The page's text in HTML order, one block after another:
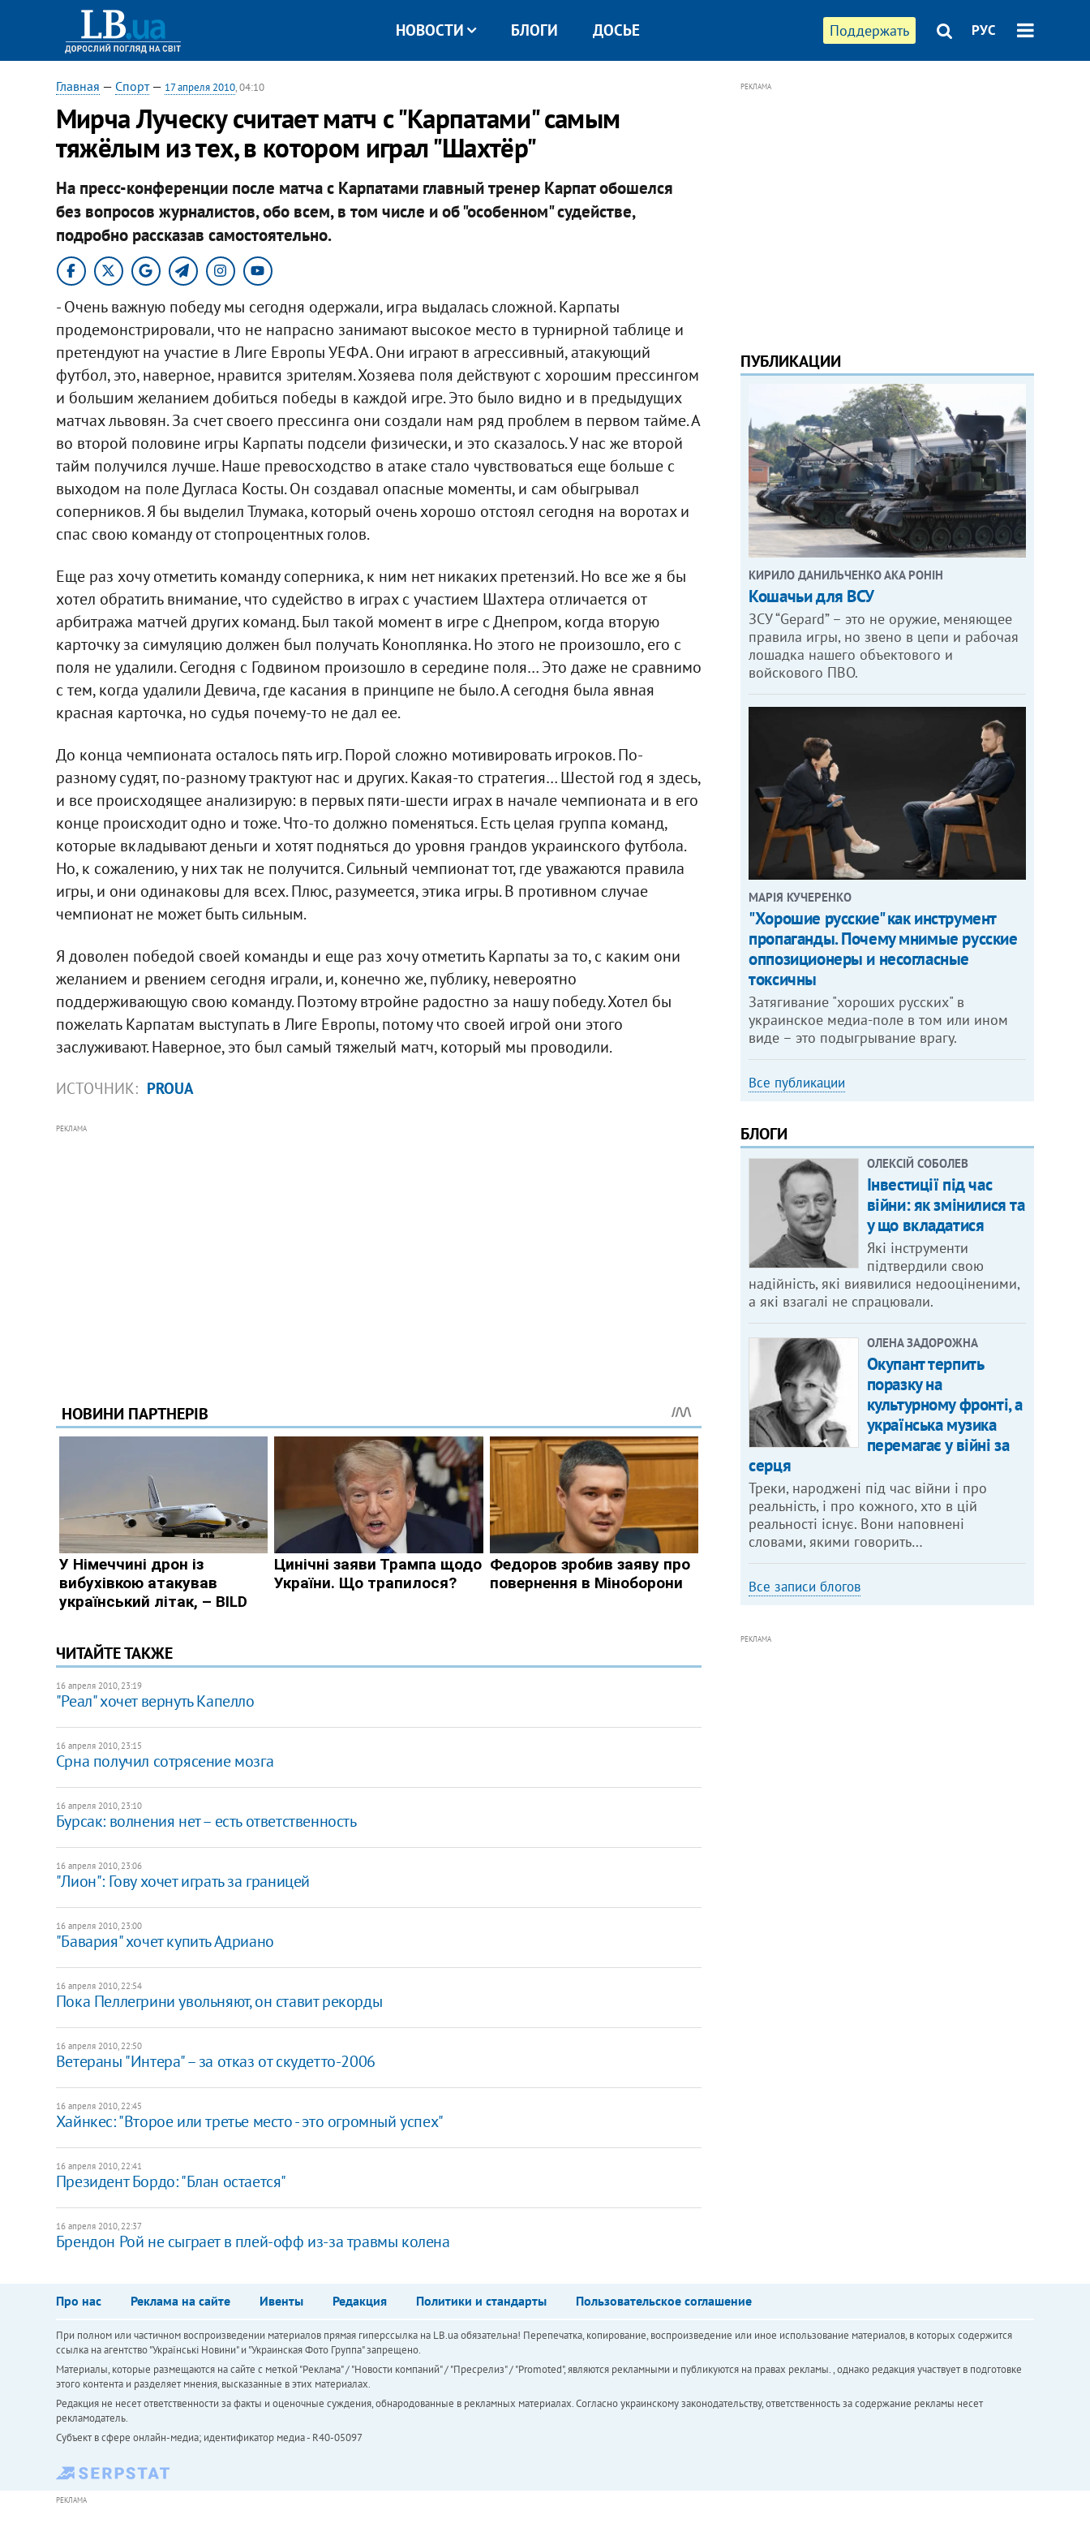
Поддержать РУС
НОВОСТИ БЛОГИ ДОСЬЕ
Главная — Спорт— 17 апреля 2010, 04:10
Мирча Луческу считает матч с "Карпатами" самым
тяжёлым из тех, в котором играл "Шахтёр"
На пресс-конференции после матча с Карпатами главный тренер Карпат обошелся
без вопросов журналистов, обо всем, в том числе и об "особенном" судействе,
подробно рассказав самостоятельно.
- Очень важную победу мы сегодня одержали, игра выдалась сложной. Карпаты
продемонстрировали, что не напрасно занимают высокое место в турнирной таблице и
претендуют на участие в Лиге Европы УЕФА. Они играют в агрессивный, атакующий
футбол, это, наверное, нравится зрителям. Хозяева поля действуют с хорошим прессингом
и большим желанием добиться победы в каждой игре. Это было видно и в предыдущих
матчах львовян. За счет своего прессинга они создали нам ряд проблем в первом тайме. А
во второй половине игры Карпаты подсели физически, и это сказалось. У нас же второй
тайм получился лучше. Наше превосходство в атаке стало чувствоваться еще больше с
выходом на поле Дугласа Косты. Он создавал опасные моменты, и сам обыгрывал
соперников. Я бы выделил Тлумака, который очень хорошо отстоял сегодня на воротах и
спас свою команду от стопроцентных голов.
Еще раз хочу отметить команду соперника, к ним нет никаких претензий. Но все же я бы
хотел обратить внимание, что судейство в играх с участием Шахтера отличается от
арбитража матчей других команд. Был такой момент в игре с Днепром, когда вторую
карточку за симуляцию должен был получать Коноплянка. Но этого не произошло, его с
поля не удалили. Сегодня с Годвином произошло в середине поля… Это даже не сравнимо
с тем, когда удалили Девича, где касания в принципе не было. А сегодня была явная
красная карточка, но судья почему-то не дал ее.
До конца чемпионата осталось пять игр. Порой сложно мотивировать игроков. По-
разному судят, по-разному трактуют нас и других. Какая-то стратегия… Шестой год я здесь,
и все происходящее анализирую: в первых пяти-шести играх в начале чемпионата и в его
конце происходит одно и тоже. Что-то должно поменяться. Есть целая группа команд,
которые вкладывают деньги и хотят подняться до уровня грандов украинского футбола.
Но, к сожалению, у них так не получится. Сильный чемпионат тот, где уважаются правила
игры, и они одинаковы для всех. Плюс, разумеется, этика игры. В противном случае
чемпионат не может быть сильным.
Я доволен победой своей команды и еще раз хочу отметить Карпаты за то, с каким они
желанием и рвением сегодня играли, и, конечно же, публику, невероятно
поддерживающую свою команду. Поэтому втройне радостно за нашу победу. Хотел бы
пожелать Карпатам выступать в Лиге Европы, потому что своей игрой они этого
заслуживают. Наверное, это был самый тяжелый матч, который мы проводили.
ИСТОЧНИК: PROUA
РЕКЛАМА
ЧИТАЙТЕ ТАКЖЕ
16 апреля 2010, 23:19
"Реал" хочет вернуть Капелло
16 апреля 2010, 23:15
Срна получил сотрясение мозга
16 апреля 2010, 23:10
Бурсак: волнения нет – есть ответственность
16 апреля 2010, 23:06
"Лион": Гову хочет играть за границей
16 апреля 2010, 23:00
"Бавария" хочет купить Адриано
16 апреля 2010, 22:54
Пока Пеллегрини увольняют, он ставит рекорды
16 апреля 2010, 22:50
Ветераны "Интера" – за отказ от скудетто-2006
16 апреля 2010, 22:45
Хайнкес: "Второе или третье место - это огромный успех"
16 апреля 2010, 22:41
Президент Бордо: "Блан остается"
16 апреля 2010, 22:37
Брендон Рой не сыграет в плей-офф из-за травмы колена
РЕКЛАМА
ПУБЛИКАЦИИ
КИРИЛО ДАНИЛЬЧЕНКО АКА РОНІН
Кошачьи для ВСУ
ЗСУ “Gepard” – это не оружие, меняющее
правила игры, но звено в цепи и рабочая
лошадка нашего объектового и
войскового ПВО.
МАРІЯ КУЧЕРЕНКО
"Хорошие русские" как инструмент
пропаганды. Почему мнимые русские
оппозиционеры и несогласные
токсичны
Затягивание "хороших русских" в
украинское медиа-поле в том или ином
виде – это подыгрывание врагу.
Все публикации
БЛОГИ
ОЛЕКСІЙ СОБОЛЕВ
Інвестиції під час
війни: як змінилися та
у що вкладатися
Які інструменти
підтвердили свою
надійність, які виявилися недооціненими,
а які взагалі не спрацювали.
ОЛЕНА ЗАДОРОЖНА
Окупант терпить
поразку на
культурному фронті, а
українська музика
перемагає у війні за
серця
Треки, народжені під час війни і про
реальність, і про кожного, хто в цій
реальності існує. Вони наповнені
словами, якими говорить…
Все записи блогов
РЕКЛАМА
Про нас Реклама на сайте Ивенты Редакция Политики и стандарты Пользовательское соглашение
При полном или частичном воспроизведении материалов прямая гиперссылка на LB.ua обязательна! Перепечатка, копирование, воспроизведение или иное использование материалов, в которых содержится
ссылка на агентство "Українськi Новини" и "Украинская Фото Группа" запрещено.
Материалы, которые размещаются на сайте с меткой "Реклама" / "Новости компаний" / "Пресрелиз" / "Promoted", являются рекламными и публикуются на правах рекламы. , однако редакция участвует в подготовке
этого контента и разделяет мнения, высказанные в этих материалах.
Редакция не несет ответственности за факты и оценочные суждения, обнародованные в рекламных материалах. Согласно украинскому законодательству, ответственность за содержание рекламы несет
рекламодатель.
Субъект в сфере онлайн-медиа; идентификатор медиа - R40-05097
РЕКЛАМА